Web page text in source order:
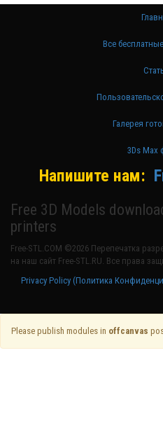
Все
Галерея
3Ds Max
Напишите нам:
Free 3D Models
printers
Free-STL.COM ©2026 Перепечатка
на наш сайт Free-STL.RU. Все права
Privacy Policy (Политика
Please publish modules in offcanvas